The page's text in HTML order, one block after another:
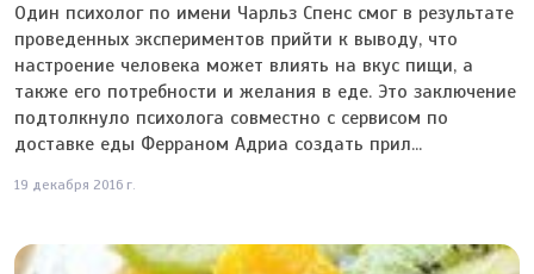
Один психолог по имени Чарльз Спенс смог в результате
проведенных экспериментов прийти к выводу, что
настроение человека может влиять на вкус пищи, а
также его потребности и желания в еде. Это заключение
подтолкнуло психолога совместно с сервисом по
доставке еды Ферраном Адриа создать прил...
19 декабря 2016 г.